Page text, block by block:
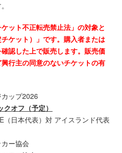
ット不正転売禁止法」の対象と
ケット）」です。購入者または
認した上で販売します。販売価
行主の同意のないチケットの有
ップ2026
オフ（予定）
（日本代表）対 アイスランド代表
ー協会